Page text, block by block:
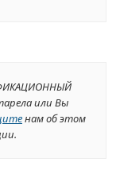
или Вы
нам об этом